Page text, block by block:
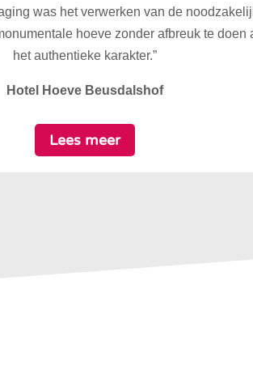
was het verwerken van de
hoeve zonder afbreuk te doen
het authentieke karakter.”
Hotel Hoeve Beusdalshof
Lees meer